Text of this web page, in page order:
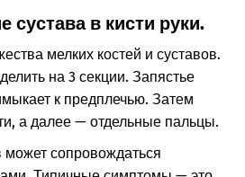
сустава в кисти руки.
мелких костей и суставов.
на 3 секции. Запястье
к предплечью. Затем
а далее — отдельные пальцы.
может сопровождаться